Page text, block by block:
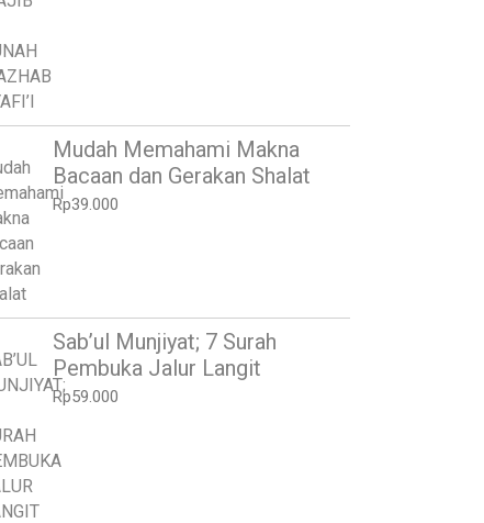
Mudah Memahami Makna
Bacaan dan Gerakan Shalat
Rp39.000
Sab’ul Munjiyat; 7 Surah
Pembuka Jalur Langit
Rp59.000